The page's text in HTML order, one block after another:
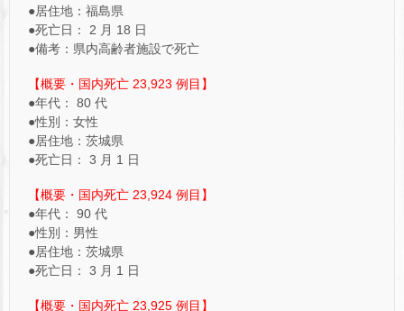
●居住地：福島県
●死亡日： 2 月 18 日
●備考：県内高齢者施設で死亡
【概要・国内死亡 23,923 例目】
●年代： 80 代
●性別：女性
●居住地：茨城県
●死亡日： 3 月 1 日
【概要・国内死亡 23,924 例目】
●年代： 90 代
●性別：男性
●居住地：茨城県
●死亡日： 3 月 1 日
【概要・国内死亡 23,925 例目】